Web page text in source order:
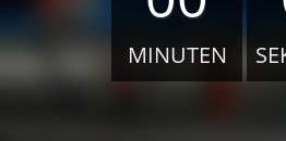
MINUTEN